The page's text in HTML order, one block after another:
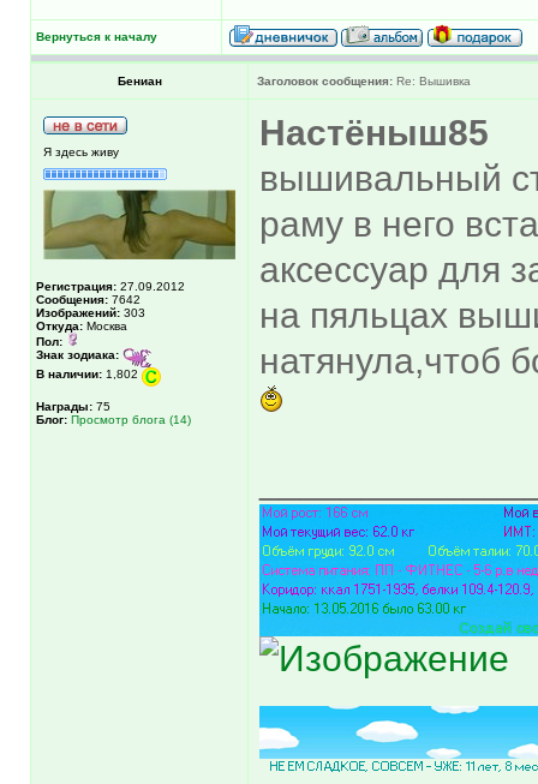
Вернуться к началу
Бениан Заголовок сообщения: Re: Вышивка
Я здесь живу
Регистрация: 27.09.2012
Сообщения: 7642
Изображений: 303
Откуда: Москва
Пол:
Знак зодиака:
В наличии: 1,802
Награды: 75
Блог: Просмотр блога (14)
Настёныш85
вышивальный
раму в него
аксессуар для
на пяльцах
натянула,чтоб